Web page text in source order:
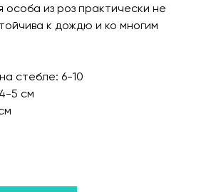
из роз практически не
к дождю и ко многим
стебле: 6-10
5 см